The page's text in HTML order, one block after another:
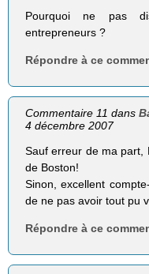
Pourquoi ne pas
entrepreneurs ?
Répondre à ce
Commentaire 11 dans
4 décembre 2007
Sauf erreur de ma part,
de Boston!
Sinon, excellent
de ne pas avoir tout pu
Répondre à ce